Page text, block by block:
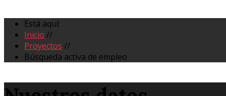
Está aquí:
Inicio //
Proyectos //
Búsqueda activa de empleo